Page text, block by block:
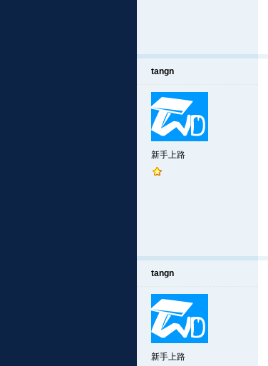
tangn
新手上路
tangn
新手上路